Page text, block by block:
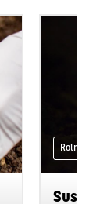
Susza